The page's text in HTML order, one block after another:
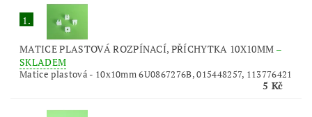
1.
MATICE PLASTOVÁ ROZPÍNACÍ, PŘÍCHYTKA 10X10MM –
SKLADEM
Matice plastová - 10x10mm 6U0867276B, 015448257, 113776421
5 Kč